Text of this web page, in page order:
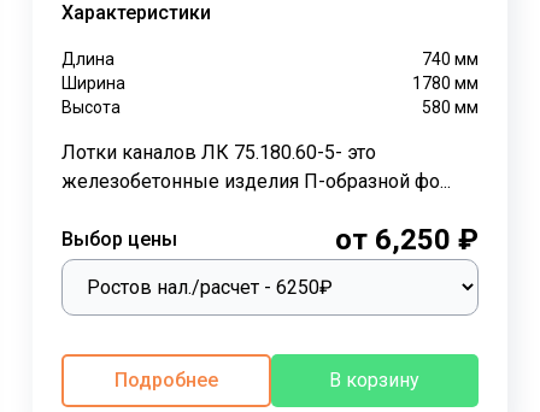
опасных зонах, включительно до 9 баллов,
возможно разрушения коммуникаций
инженерных сетей.
ускоряется и облегчается работа в
бетонных лотков и плит выполнить монтажные
лотки для каналоввысокого качества, которые
ЛК выполняются специальной техникой из за
Характеристики
Длина 740 мм
Ширина
1780 мм
Высота
580 мм
Лотки каналов ЛК 75.180.60-5- это
железобетонные изделия П-образной фо...
Выбор цены от 6,250 ₽
Подробнее В корзину